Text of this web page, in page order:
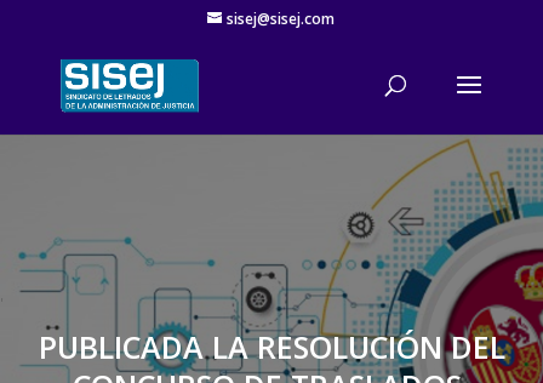
sisej@sisej.com
'
PUBLICADA LA RESOLUCIÓN DEL